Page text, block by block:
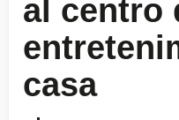
al centro
casa